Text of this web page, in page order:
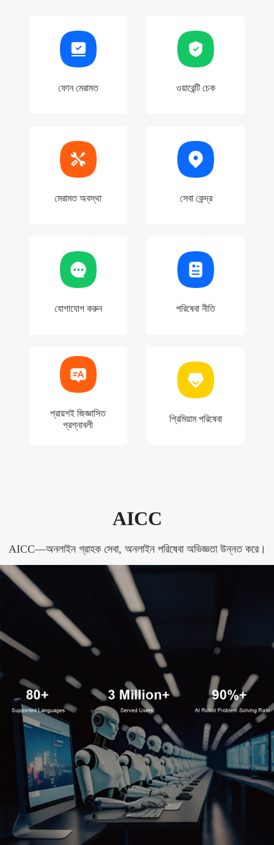
ফোন মেরামত ওয়ারেন্টি চেক
মেরামত অবস্থা সেবা কেন্দ্র
যোগাযোগ করুন পরিষেবা নীতি
প্রায়শই জিজ্ঞাসিত
প্রশ্নাবলী
প্রিমিয়াম পরিষেবা
AICC
AICC—অনলাইন গ্রাহক সেবা, অনলাইন পরিষেবা অভিজ্ঞতা উন্নত করে।